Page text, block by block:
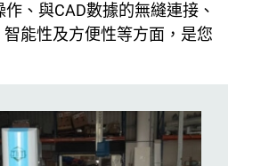
、與CAD數據的無縫連接、
能性及方便性等方面，是您